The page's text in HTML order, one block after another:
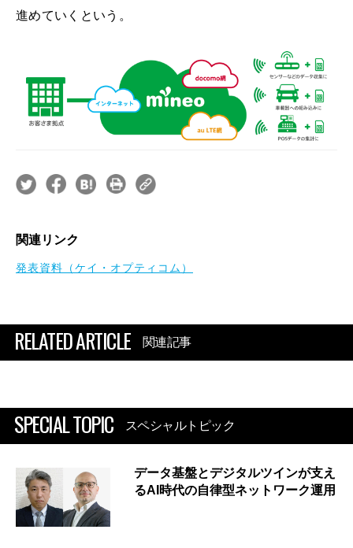
進めていくという。
関連リンク
発表資料（ケイ・オプティコム）
RELATED ARTICLE 関連記事
SPECIAL TOPIC スペシャルトピック
データ基盤とデジタルツインが支え
るAI時代の自律型ネットワーク運用